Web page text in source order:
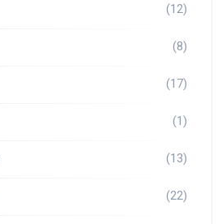
(12)
(8)
(17)
(1)
(13)
(22)